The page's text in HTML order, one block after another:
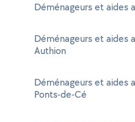
Déménageurs et aides
Déménageurs et aides
Authion
Déménageurs et aides
Ponts-de-Cé